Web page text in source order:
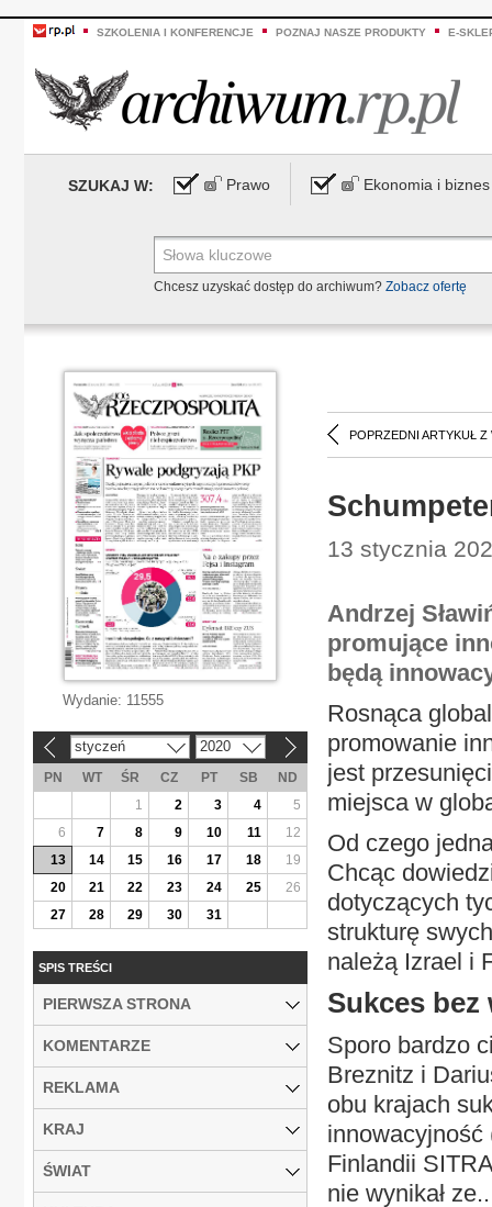
SZKOLENIA I KONFERENCJE POZNAJ NASZE PRODUKTY E-
SZUKAJ W: Prawo Ekonomia i biznes
Chcesz uzyskać dostęp do archiwum? Zobacz ofertę
POPRZEDNI ARTYKUŁ Z
13 stycznia
Andrzej
promujące
będą
Rosnąca
promowanie
jest
miejsca w
Od czego
Chcąc
dotyczących
strukturę
należą Izrael i
Sukces
Sporo bardzo
Breznitz i
obu krajach
Finlandii
nie wynikał
Wydanie: 11555
styczeń 2020
PN WT ŚR CZ PT SB
ND
1
2 3 4
5
6
7 8 9 10 11
12
13
14 15 16 17 18
19
20
21 22 23 24 25
26
27
28 29 30 31
SPIS TREŚCI
PIERWSZA STRONA
KOMENTARZE
REKLAMA
KRAJ
ŚWIAT